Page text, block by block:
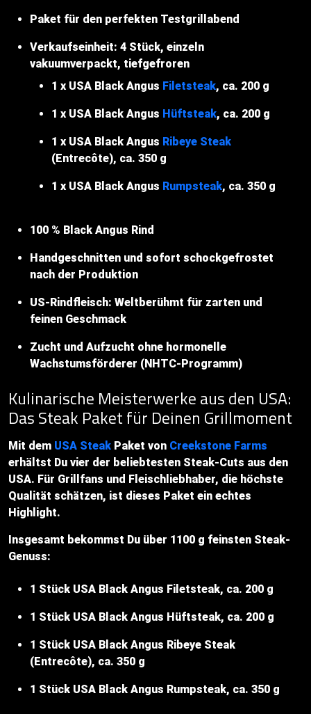
Paket für den perfekten Testgrillabend
Verkaufseinheit: 4 Stück, einzeln
vakuumverpackt, tiefgefroren
1 x USA Black Angus Filetsteak, ca. 200 g
1 x USA Black Angus Hüftsteak, ca. 200 g
1 x USA Black Angus Ribeye Steak
(Entrecôte), ca. 350 g
1 x USA Black Angus Rumpsteak, ca. 350 g
100 % Black Angus Rind
Handgeschnitten und sofort schockgefrostet
nach der Produktion
US-Rindfleisch: Weltberühmt für zarten und
feinen Geschmack
Zucht und Aufzucht ohne hormonelle
Wachstumsförderer (NHTC-Programm)
Kulinarische Meisterwerke aus den USA:
Das Steak Paket für Deinen Grillmoment
Mit dem USA Steak Paket von Creekstone Farms
erhältst Du vier der beliebtesten Steak-Cuts aus den
USA. Für Grillfans und Fleischliebhaber, die höchste
Qualität schätzen, ist dieses Paket ein echtes
Highlight.
Insgesamt bekommst Du über 1100 g feinsten Steak-
Genuss:
1 Stück USA Black Angus Filetsteak, ca. 200 g
1 Stück USA Black Angus Hüftsteak, ca. 200 g
1 Stück USA Black Angus Ribeye Steak
(Entrecôte), ca. 350 g
1 Stück USA Black Angus Rumpsteak, ca. 350 g